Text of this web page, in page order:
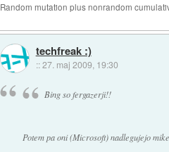
Random mutation plus nonrandom
techfreak :)
::27. maj 2009, 19:30
Bing so fergazerji!!
Potem pa oni (Microsoft) nadlegujejo